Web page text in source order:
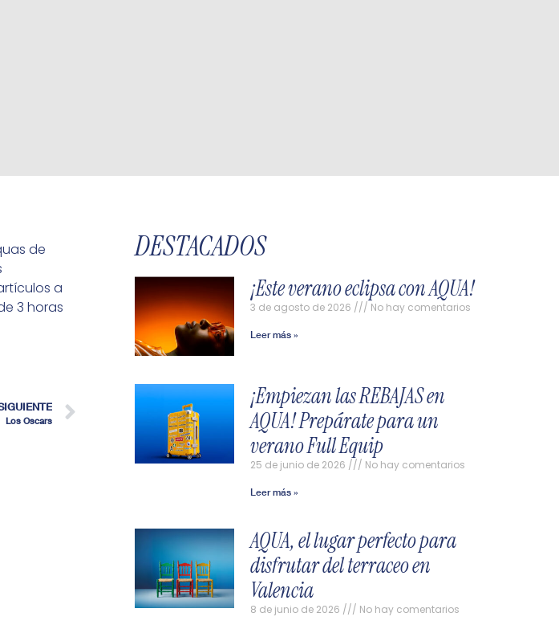
de
a
3 horas
Los Oscars
DESTACADOS
¡Este verano eclipsa con AQUA!
3 de agosto de 2026 No hay comentarios
Leer más »
¡Empiezan las REBAJAS en
AQUA! Prepárate para un
verano Full Equip
25 de junio de 2026 No hay comentarios
Leer más »
AQUA, el lugar perfecto para
disfrutar del terraceo en
Valencia
8 de junio de 2026 No hay comentarios